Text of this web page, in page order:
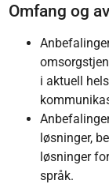
Omfang og
i aktuell
løsninger,
løsninger
språk.